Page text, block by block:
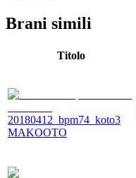
Brani simili
Titolo
20180412_bpm74_koto3
MAKOOTO